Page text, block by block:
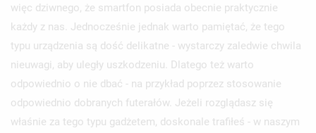
więc dziwnego, że smartfon posiada obecnie praktycznie
każdy z nas. Jednocześnie jednak warto pamiętać, że tego
typu urządzenia są dość delikatne - wystarczy zaledwie chwila
nieuwagi, aby uległy uszkodzeniu. Dlatego też warto
odpowiednio o nie dbać - na przykład poprzez stosowanie
odpowiednio dobranych futerałów. Jeżeli rozglądasz się
właśnie za tego typu gadżetem, doskonale trafiłeś - w naszym